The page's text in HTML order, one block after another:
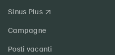
Sinus Plus
Campagne
Posti vacanti